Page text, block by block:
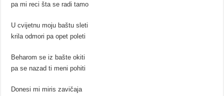
pa mi reci šta se radi tamo
U cvijetnu moju baštu sleti
krila odmori pa opet poleti
Beharom se iz bašte okiti
pa se nazad ti meni pohiti
Donesi mi miris zavičaja